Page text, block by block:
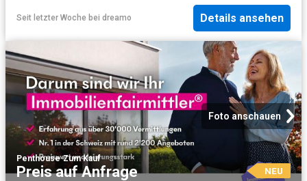
Seit letzter Woche bei dreamo Details ansehen
Foto anschauen
Penthouse·Zum Kauf
Preis auf Anfrage NEU